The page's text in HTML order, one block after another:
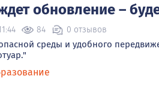
обновление –
84 0 отзывов
среды и удобного